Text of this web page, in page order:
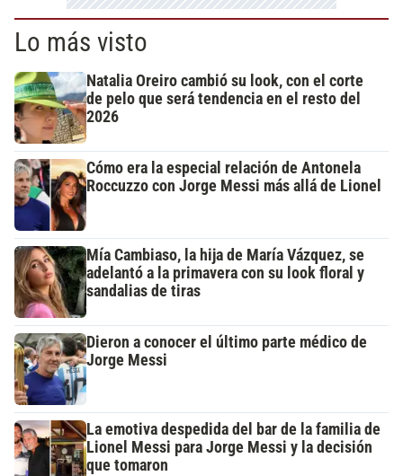
Lo más visto
Natalia Oreiro cambió su look, con el corte
de pelo que será tendencia en el resto del
2026
Cómo era la especial relación de Antonela
Roccuzzo con Jorge Messi más allá de Lionel
Mía Cambiaso, la hija de María Vázquez, se
adelantó a la primavera con su look floral y
sandalias de tiras
Dieron a conocer el último parte médico de
Jorge Messi
La emotiva despedida del bar de la familia de
Lionel Messi para Jorge Messi y la decisión
que tomaron